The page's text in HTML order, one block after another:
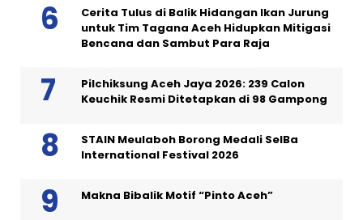
Cerita Tulus di Balik Hidangan Ikan Jurung
untuk Tim Tagana Aceh Hidupkan Mitigasi
Bencana dan Sambut Para Raja
Pilchiksung Aceh Jaya 2026: 239 Calon
Keuchik Resmi Ditetapkan di 98 Gampong
STAIN Meulaboh Borong Medali SeIBa
International Festival 2026
Makna Bibalik Motif “Pinto Aceh”